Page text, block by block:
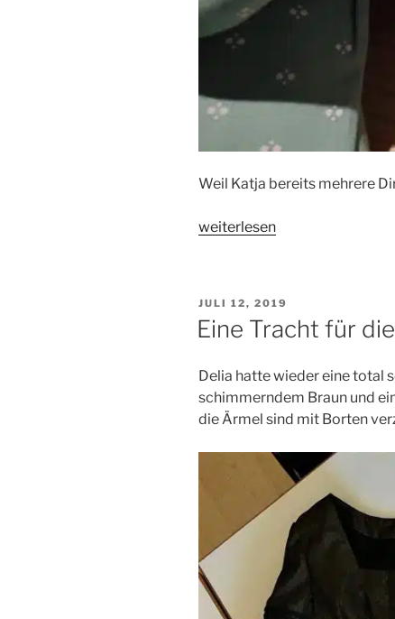
Weil Katja bereits mehrere
„Ein
weiterlesen
VERÖFFENTLICHT
JULI 12, 2019
Eine Tracht für
Delia hatte wieder eine total
schimmerndem Braun und
die Ärmel sind mit Borten